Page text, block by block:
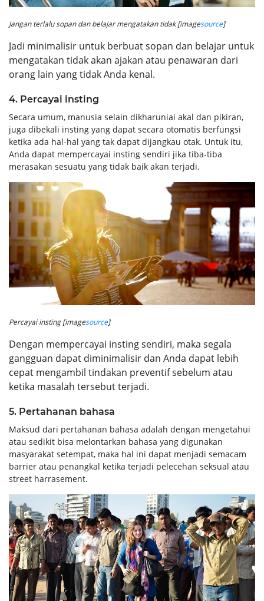
Jangan terlalu sopan dan belajar mengatakan tidak [imagesource]
Jadi minimalisir untuk berbuat sopan dan belajar untuk
mengatakan tidak akan ajakan atau penawaran dari
orang lain yang tidak Anda kenal.
4. Percayai insting
Secara umum, manusia selain dikharuniai akal dan pikiran,
juga dibekali insting yang dapat secara otomatis berfungsi
ketika ada hal-hal yang tak dapat dijangkau otak. Untuk itu,
Anda dapat mempercayai insting sendiri jika tiba-tiba
merasakan sesuatu yang tidak baik akan terjadi.
Percayai insting [imagesource]
Dengan mempercayai insting sendiri, maka segala
gangguan dapat diminimalisir dan Anda dapat lebih
cepat mengambil tindakan preventif sebelum atau
ketika masalah tersebut terjadi.
5. Pertahanan bahasa
Maksud dari pertahanan bahasa adalah dengan mengetahui
atau sedikit bisa melontarkan bahasa yang digunakan
masyarakat setempat, maka hal ini dapat menjadi semacam
barrier atau penangkal ketika terjadi pelecehan seksual atau
street harrasement.